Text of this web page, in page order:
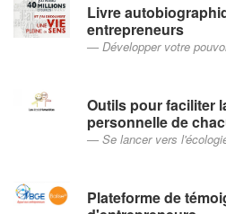
Livre
entrepreneurs
Développer votre
Outils pour faciliter
personnelle de
Se lancer vers
Plateforme de